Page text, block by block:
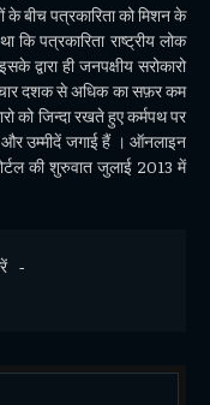
के बीच पत्रकारिता को मिशन के
पत्रकारिता राष्ट्रीय लोक
द्वारा ही जनपक्षीय सरोकारो
चार दशक से अधिक का सफ़र कम
को जिन्दा रखते हुए कर्मपथ पर
उम्मीदें जगाई हैं । ऑनलाइन
की शुरुवात जुलाई 2013 में
-